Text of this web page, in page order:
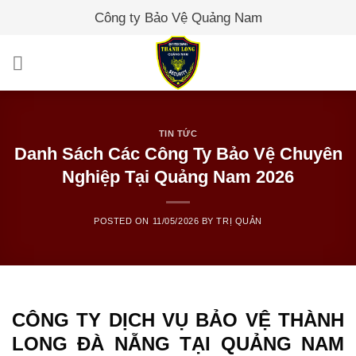
Công ty Bảo Vệ Quảng Nam
TIN TỨC
Danh Sách Các Công Ty Bảo Vệ Chuyên
Nghiệp Tại Quảng Nam 2026
POSTED ON 11/05/2026 BYTRỊ QUẢN
CÔNG TY DỊCH VỤ BẢO VỆ THÀNH
LONG ĐÀ NẴNG TẠI QUẢNG NAM